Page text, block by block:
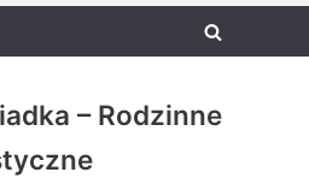
– Rodzinne